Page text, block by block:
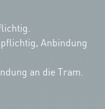
Anbindung
an die Tram.